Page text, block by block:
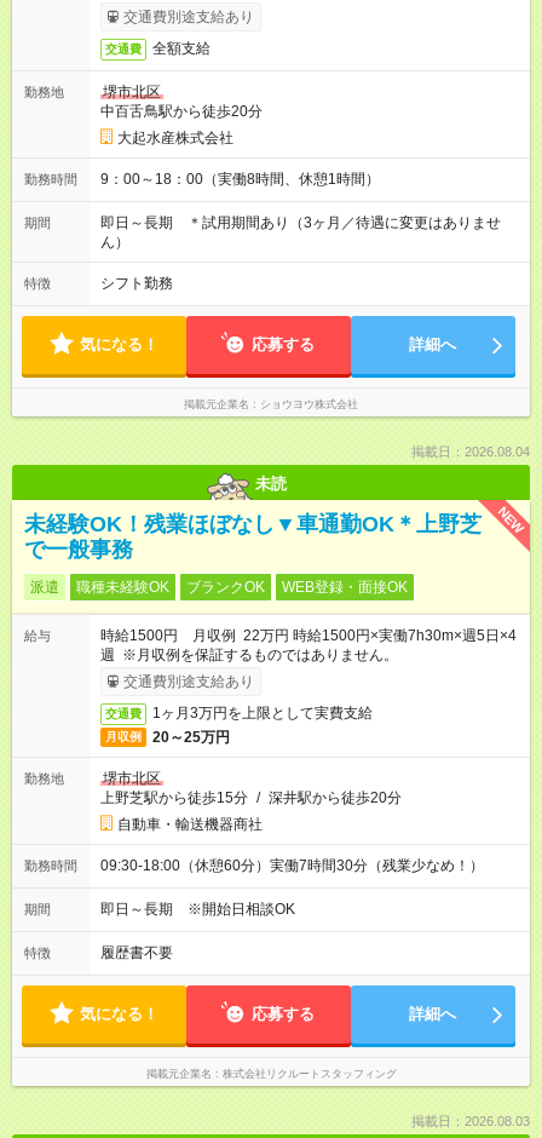
遇いたします
交通費別途支給あり
交通費 全額支給
勤務地
堺市北区
中百舌鳥駅から徒歩20分
大起水産株式会社
勤務時間 9：00～18：00（実働8時間、休憩1時間）
期間
即日～長期 ＊試用期間あり（3ヶ月／待遇に変更はありませ
ん）
特徴 シフト勤務
気になる！ 応募する 詳細へ
掲載元企業名 ショウヨウ株式会社
掲載日：2026.08.04
未読
NEW
未経験OK！残業ほぼなし▼車通勤OK＊上野芝
で一般事務
派遣 職種未経験OK ブランクOK WEB登録・面接OK
給与
時給1500円 月収例 22万円 時給1500円×実働7h30m×週5日×4
週 ※月収例を保証するものではありません。
交通費別途支給あり
交通費 1ヶ月3万円を上限として実費支給
月収例 20～25万円
勤務地
堺市北区
上野芝駅から徒歩15分 / 深井駅から徒歩20分
自動車・輸送機器商社
勤務時間 09:30-18:00（休憩60分）実働7時間30分（残業少なめ！）
期間 即日～長期 ※開始日相談OK
特徴 履歴書不要
気になる！ 応募する 詳細へ
掲載元企業名 株式会社リクルートスタッフィング
掲載日：2026.08.03